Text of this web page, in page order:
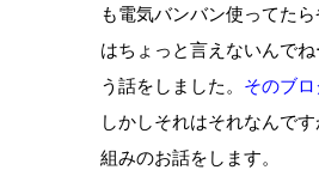
も電気バンバン使ってた
はちょっと言えないんで
う話をしました。 そのブロ
しかしそれはそれなんで
組みのお話をします。